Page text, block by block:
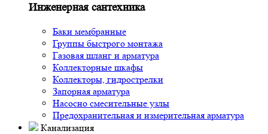
Инженерная сантехника
Баки мембранные
Группы быстрого монтажа
Газовая шланг и арматура
Коллекторные шкафы
Коллекторы, гидрострелки
Запорная арматура
Насосно смесительные узлы
Предохранительная и измерительная арматура
Канализация